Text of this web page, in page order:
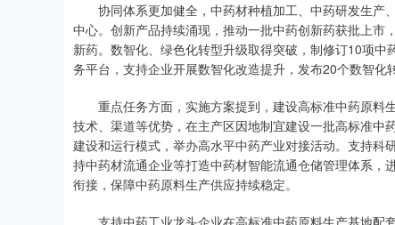
协同体系更加健全，中药材种植加工、中药研发生产
中心。创新产品持续涌现，推动一批中药创新药获批上
新药。数智化、绿色化转型升级取得突破，制修订10项
务平台，支持企业开展数智化改造提升，发布20个数智化
重点任务方面，实施方案提到，建设高标准中药原料
技术、渠道等优势，在主产区因地制宜建设一批高标准
建设和运行模式，举办高水平中药产业对接活动。支持
持中药材流通企业等打造中药材智能流通仓储管理体系
衔接，保障中药原料生产供应持续稳定。